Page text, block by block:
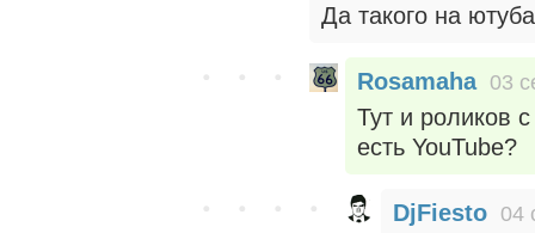
Да такого на
Rosamaha 03
Тут и роликов
есть YouTube?
DjFiesto 04